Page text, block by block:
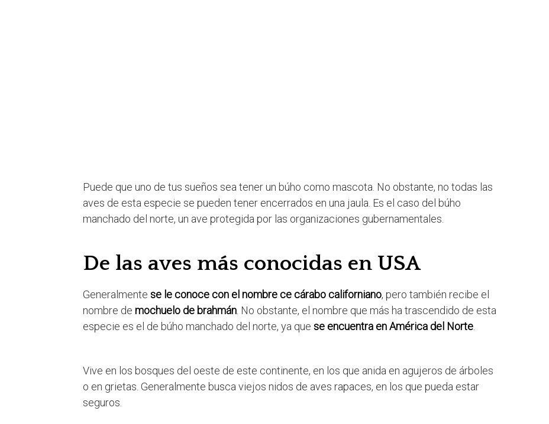
Puede que uno de tus sueños sea tener un búho como mascota. No obstante, no todas las
aves de esta especie se pueden tener encerrados en una jaula. Es el caso del búho
manchado del norte, un ave protegida por las organizaciones gubernamentales.
De las aves más conocidas en USA
Generalmente se le conoce con el nombre ce cárabo californiano, pero también recibe el
nombre de mochuelo de brahmán. No obstante, el nombre que más ha trascendido de esta
especie es el de búho manchado del norte, ya que se encuentra en América del Norte.
Vive en los bosques del oeste de este continente, en los que anida en agujeros de árboles
o en grietas. Generalmente busca viejos nidos de aves rapaces, en los que pueda estar
seguros.